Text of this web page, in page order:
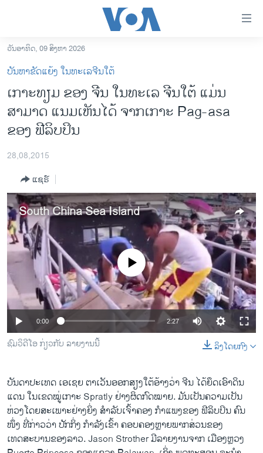
ເຂົ້າ
ຫາ
ຂ້າມ
ຂ້າມ
ໄປ
ຫາ
ຊອກ
ອາເມຣິກາ
ການເລືອກຕັ້ງ ປະທານາທີບໍດີ ສະຫະລັດ 2024
ອິດສະຫຼະພາບດ້ານການຂ່າວ
ຊີວິດຊາວລາວ
ຊຸມຊົນຊາວລາວ
ວິທະຍາສາດ-ເທັກໂນໂລຈີ
ທຸລະກິດ
ພາສາອັງກິດ
ວີດີໂອ
ລາຍການກະຈາຍສຽງ
ລາຍງານ
ຕິດຕາມພວກເຮົາ ທີ່
ພາສາຕ່າງໆ
ວັນອາທິດ, 09 ສິງຫາ 2026
ບັນຫາຂັດແຍ້ງ ໃນທະເລຈີນໃຕ້
ເກາະທຽມ ຂອງ ຈີນ ໃນທະເລ ຈີນໃຕ້ ແມ່ນ
ສາມາດ ແນມເຫັນໄດ້ ຈາກເກາະ Pag-asa
ຂອງ ຟີລິບປິນ
28,08,2015
ແຊຣ໌
South China Sea Island
No media source currently available
0:00 2:27
ລິງໂດຍກົງ
ຊົມວິດີໂອ ກ່ຽວກັບ ລາຍງານນີ້
ບັນດາ​ປະ​ເທ​ດ ​ເອ​ເຊ​ຍ ຕາ​ເວັນ​ອອກສຽງ​ໃຕ້​ອ້າງ​ວ່າ ຈີນ ​ໄດ້​ຍຶດ​ເອົາ​ດິນ​
ແດນ ໃນ​ເຂດ​ໝູ່​ເກາະ​ Spratly ​ຢ່າງ​ຜິດ​ກົດໝາຍ. ມັນ​ເປັນຄວາມ​ເປັນ​
ຫ່ວງໂດຍ​ສະ​ເພາະ​ຢ່າງ​ຍິ່ງ ​ສຳລັບ​ເຈົ້າ​ຄອງ ກຳແພງ​ຂອງ ຟີ​ລິບ​ປິນ ຄົນ​
ໜຶ່ງ ທີ່​ກ່າວ​ວ່າ ປັກ​ກິ່ງ​ ກຳລັງເຂົ້າ ຄອບຄອງ​ຫຼາຍ​ພາກສ່ວນ​ຂອງ ​
ເທດສະບານ​ຂອງ​ລາວ. Jason Strother ມີ​ລາຍ​ງານ​ຈາກ ​ເມືອງ​ຫຼວງ​